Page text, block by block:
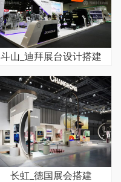
斗山_迪拜展台设计搭建
长虹_德国展会搭建